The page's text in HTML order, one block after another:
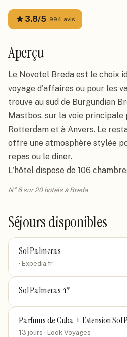
★3.8/5· 994 avis
Aperçu
Le Novotel Breda est le choix
voyage d'affaires ou pour les
trouve au sud de Burgundian
Mastbos, sur la voie principale
Rotterdam et à Anvers. Le
offre une atmosphère stylée
repas ou le dîner.
L'hôtel dispose de 106
N° 6 sur 20 hôtels à Breda
Séjours disponibles
Sol Palmeras
· Expedia.fr
Sol Palmeras 4*
Parfums de Cuba + Extension Sol
13 jours · Look Voyages